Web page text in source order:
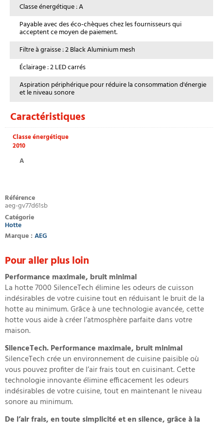
Classe énergétique : A
Payable avec des éco-chèques chez les fournisseurs qui
acceptent ce moyen de paiement.
Filtre à graisse : 2 Black Aluminium mesh
Éclairage : 2 LED carrés
Aspiration périphérique pour réduire la consommation d'énergie
et le niveau sonore
Caractéristiques
Classe énergétique
2010
A
Référence
aeg-gv77d61sb
Catégorie
Hotte
Marque : AEG
Pour aller plus loin
Performance maximale, bruit minimal
La hotte 7000 SilenceTech élimine les odeurs de cuisson
indésirables de votre cuisine tout en réduisant le bruit de la
hotte au minimum. Grâce à une technologie avancée, cette
hotte vous aide à créer l’atmosphère parfaite dans votre
maison.
SilenceTech. Performance maximale, bruit minimal
SilenceTech crée un environnement de cuisine paisible où
vous pouvez profiter de l’air frais tout en cuisinant. Cette
technologie innovante élimine efficacement les odeurs
indésirables de votre cuisine, tout en maintenant le niveau
sonore au minimum.
De l’air frais, en toute simplicité et en silence, grâce à la